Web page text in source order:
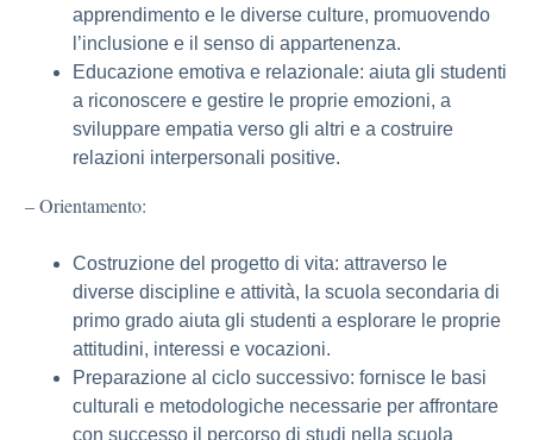
apprendimento e le diverse culture, promuovendo
l’inclusione e il senso di appartenenza.
Educazione emotiva e relazionale: aiuta gli studenti
a riconoscere e gestire le proprie emozioni, a
sviluppare empatia verso gli altri e a costruire
relazioni interpersonali positive.
– Orientamento:
Costruzione del progetto di vita: attraverso le
diverse discipline e attività, la scuola secondaria di
primo grado aiuta gli studenti a esplorare le proprie
attitudini, interessi e vocazioni.
Preparazione al ciclo successivo: fornisce le basi
culturali e metodologiche necessarie per affrontare
con successo il percorso di studi nella scuola